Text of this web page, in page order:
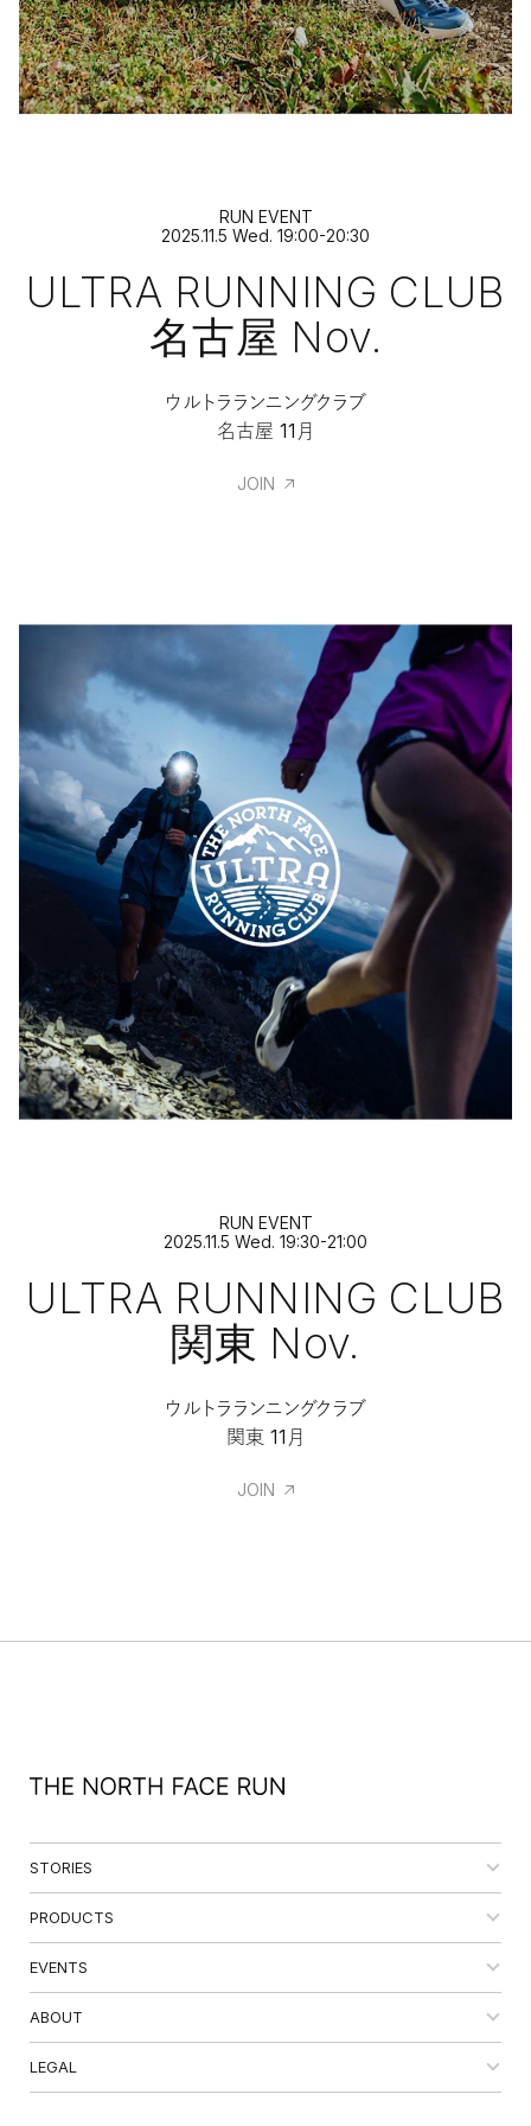
RUN EVENT
2025.11.5 Wed. 19:00-20:30
ULTRA RUNNING CLUB
名古屋 Nov.
ウルトラランニングクラブ
名古屋 11月
JOIN
RUN EVENT
2025.11.5 Wed. 19:30-21:00
ULTRA RUNNING CLUB
関東 Nov.
ウルトラランニングクラブ
関東 11月
JOIN
STORIES
PRODUCTS
EVENTS
ABOUT
LEGAL